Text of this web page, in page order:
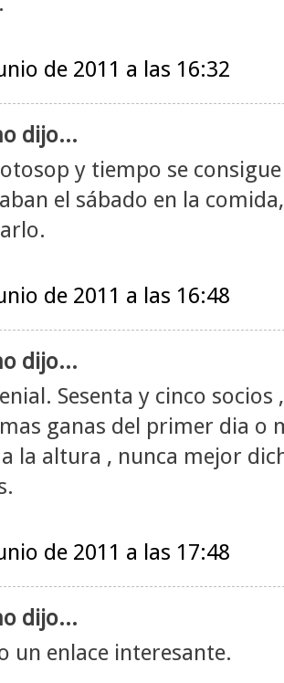
de 2011 a las 16:32
dijo...
y tiempo se
el sábado en la
de 2011 a las 16:48
dijo...
Sesenta y cinco
ganas del primer dia o
la altura , nunca mejor
de 2011 a las 17:48
dijo...
un enlace interesante.